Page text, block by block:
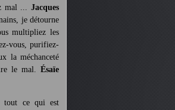
mal ... Jacques
je détourne
multipliez les
vous, purifiez-
la méchanceté
le mal. Ésaïe
ce qui est